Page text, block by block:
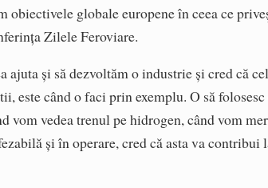
obiectivele globale europene în ceea ce
Zilele Feroviare.
ajuta și să dezvoltăm o industrie și cred că
este când o faci prin exemplu. O să
vom vedea trenul pe hidrogen, când vom
și în operare, cred că asta va contribui